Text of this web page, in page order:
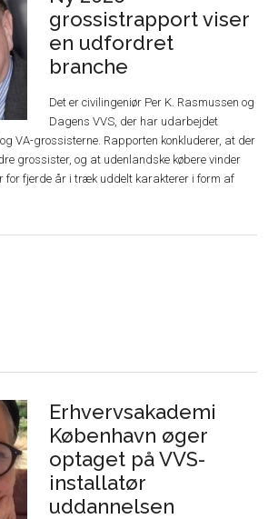
grossistrapport viser
en udfordret
branche
Det er civilingeniør Per K. Rasmussen og
Dagens VVS, der har udarbejdet
VA-grossisterne. Rapporten konkluderer, at der
grossister, og at udenlandske købere vinder
for fjerde år i træk uddelt karakterer i form af
Erhvervsakademi
København øger
optaget på VVS-
installatør
uddannelsen